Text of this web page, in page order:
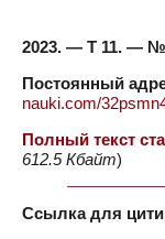
2023. — Т 11. —
Постоянный
nauki.com/
Полный текст
612.5 Кбайт)
Ссылка для